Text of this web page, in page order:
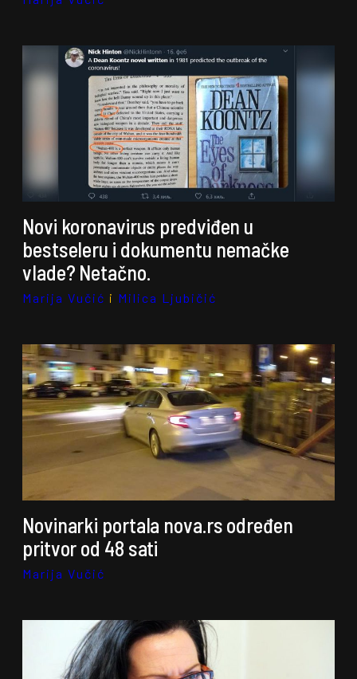
Novi koronavirus predviđen u
bestseleru i dokumentu nemačke
vlade? Netačno.
Marija Vučić i Milica Ljubičić
Novinarki portala nova.rs određen
pritvor od 48 sati
Marija Vučić